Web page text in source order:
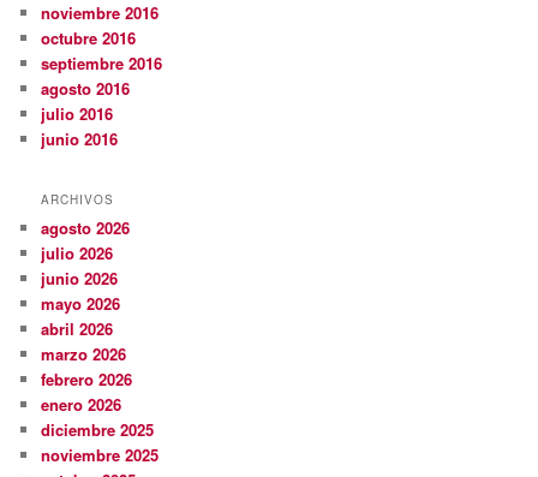
noviembre 2016
octubre 2016
septiembre 2016
agosto 2016
julio 2016
junio 2016
ARCHIVOS
agosto 2026
julio 2026
junio 2026
mayo 2026
abril 2026
marzo 2026
febrero 2026
enero 2026
diciembre 2025
noviembre 2025